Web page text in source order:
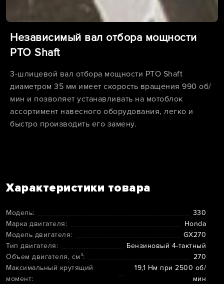
Независимый вал отбора мощности
PTO Shaft
3-шлицевой вал отбора мощности PTO Shaft
диаметром 35 мм имеет скорость вращения 990 об/
мин и позволяет устанавливать на мотоблок
ассортимент навесного оборудования, легко и
быстро производить его замену.
Характеристики товара
Модель:
330
Марка двигателя:
Honda
Модель двигателя:
GX270
Тип двигателя:
Бензиновый 4-тактный
Объем двигателя, см³:
270
Максимальный крутящий
момент:
19,1 Нм при 2500 об/
мин